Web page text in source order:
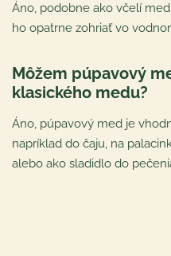
Áno, podobne ako včelí
ho opatrne zohriať vo
Môžem púpavový
klasického medu?
Áno, púpavový med je
napríklad do čaju, na
alebo ako sladidlo do